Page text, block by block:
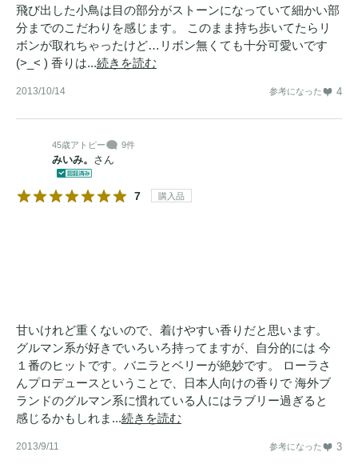
飛び出した小鳥は目の部分がストーンになっていて細かい部
分までのこだわりを感じます。 このまま持ち歩いてたらリ
ボンが取れちゃったけど…リボン無くても十分可愛いです
(>_< ) 香りは...続きを読む
2013/10/14 参考になった 4
45歳アトピー 9件
みいみ。 さん
7 購入品
甘いけれど重くないので、着けやすい香りだと思います。
グルマン系が好きでいろいろ持ってますが、自分的には 今
１番のヒットです。バニラとベリーが絶妙です。 ローラさ
んプロデュースということで、日本人向けの香りで 海外ブ
ランドのグルマン系に慣れている人にはラブリー過ぎると
感じるかもしれま...続きを読む
2013/9/11 参考になった 3